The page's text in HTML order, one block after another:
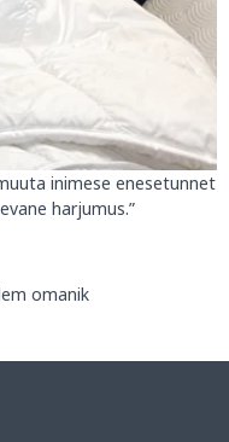
inimese enesetunnet
harjumus.”
omanik